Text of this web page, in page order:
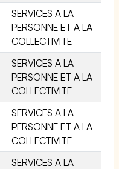
SERVICES A LA
PERSONNE ET A LA
COLLECTIVITE
SERVICES A LA
PERSONNE ET A LA
COLLECTIVITE
SERVICES A LA
PERSONNE ET A LA
COLLECTIVITE
SERVICES A LA